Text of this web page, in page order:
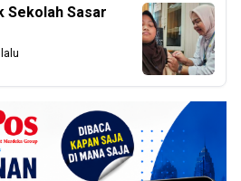
Sekolah Sasar